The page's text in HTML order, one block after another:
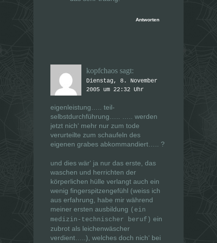
Antworten
kopfchaos sagt:
Dienstag, 8. November
2005 um 22:32 Uhr
eigenleistung….. teil-
selbstdurchführung….. ….. werden
jetzt nich‘ mehr nur zum tode
verurteilte zum schaufeln des
eigenen grabes abkommandiert….. ?
und dies wär‘ ja nur das erste, das
waschen und herrichten der
körperlichen hülle verlangt auch ein
wenig fingerspitzengefühl (weiss ich
aus erfahrung, habe mir während
meiner ersten ausbildung (ein
medizin-technischer beruf) ein
zubrot als leichenwäscher
verdient…..) , welches doch nich‘ bei